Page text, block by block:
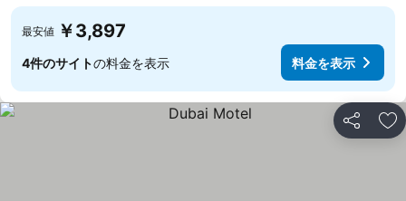
最安値 ￥3,897
4件のサイトの料金を表示 料金を表示
シェア お